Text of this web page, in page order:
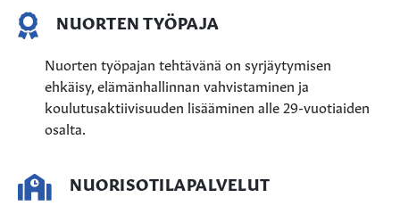
NUORTEN TYÖPAJA
Nuorten työpajan tehtävänä on syrjäytymisen
ehkäisy, elämänhallinnan vahvistaminen ja
koulutusaktiivisuuden lisääminen alle 29-vuotiaiden
osalta.
NUORISOTILAPALVELUT